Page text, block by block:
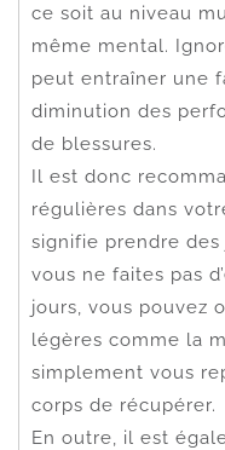
ce soit au niveau
même mental.
peut entraîner une
diminution des
de blessures.
Il est donc
régulières dans
signifie prendre
vous ne faites pas
jours, vous pouvez
légères comme la
simplement vous
corps de récupérer.
En outre, il est